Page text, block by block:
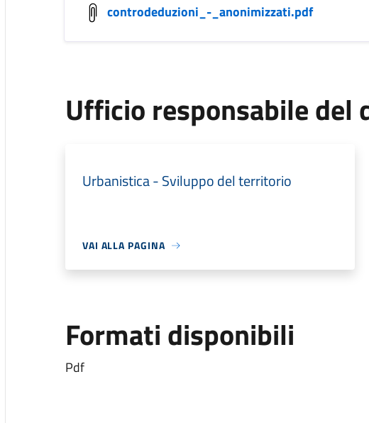
controdeduzioni_-_anonimizzati.pdf
Ufficio responsabile del
Urbanistica - Sviluppo del territorio
VAI ALLA PAGINA
Formati disponibili
Pdf